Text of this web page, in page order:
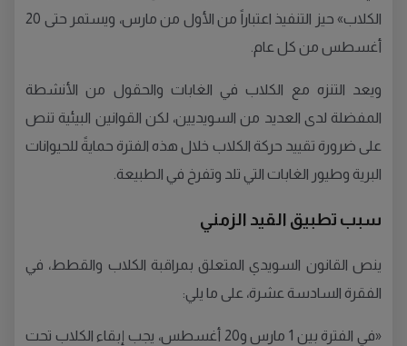
الكلاب» حيز التنفيذ اعتباراً من الأول من مارس، ويستمر حتى 20
أغسطس من كل عام.
ويعد التنزه مع الكلاب في الغابات والحقول من الأنشطة
المفضلة لدى العديد من السويديين، لكن القوانين البيئية تنص
على ضرورة تقييد حركة الكلاب خلال هذه الفترة حمايةً للحيوانات
البرية وطيور الغابات التي تلد وتفرخ في الطبيعة.
سبب تطبيق القيد الزمني
ينص القانون السويدي المتعلق بمراقبة الكلاب والقطط، في
الفقرة السادسة عشرة، على ما يلي:
«في الفترة بين 1 مارس و20 أغسطس، يجب إبقاء الكلاب تحت